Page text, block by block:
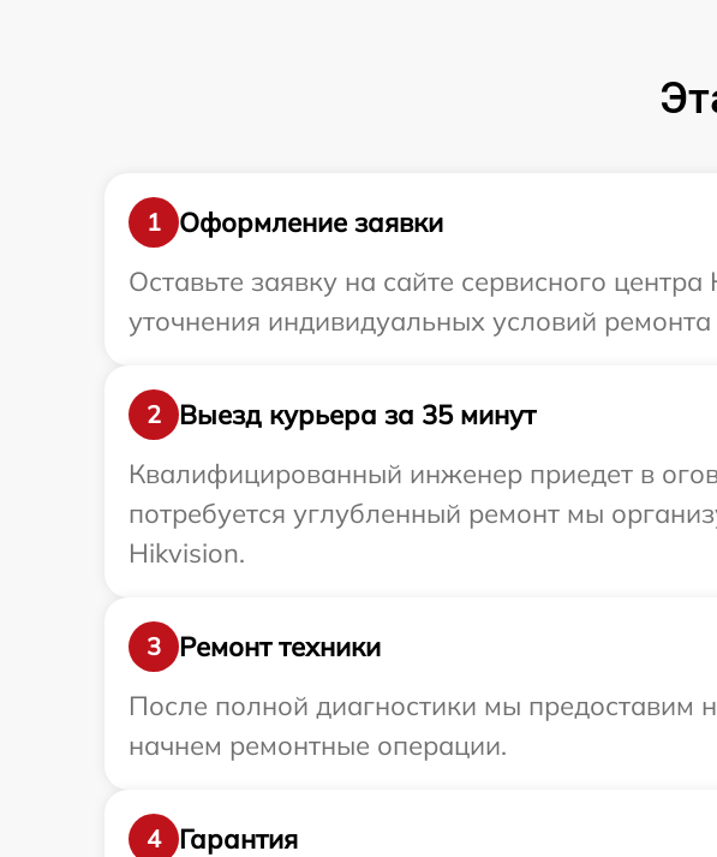
1
Оформление заявки
Оставьте заявку на сайте сервисного
уточнения индивидуальных условий
2
Выезд курьера за 35 минут
Квалифицированный инженер приедет в
потребуется углубленный ремонт мы
Hikvision.
3
Ремонт техники
После полной диагностики мы предоставим
начнем ремонтные операции.
4
Гарантия